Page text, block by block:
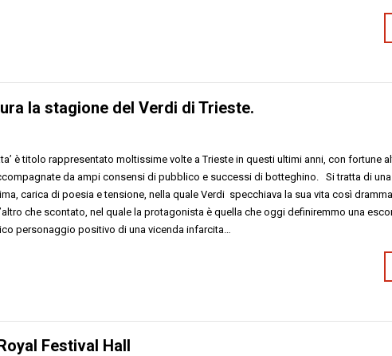
la stagione del Verdi di Trieste.
è titolo rappresentato moltissime volte a Trieste in questi ultimi anni, con fortune
da ampi consensi di pubblico e successi di botteghino. Si tratta di
carica di poesia e tensione, nella quale Verdi specchiava la sua vita così
che scontato, nel quale la protagonista è quella che oggi definiremmo una
personaggio positivo di una vicenda infarcita…
Festival Hall